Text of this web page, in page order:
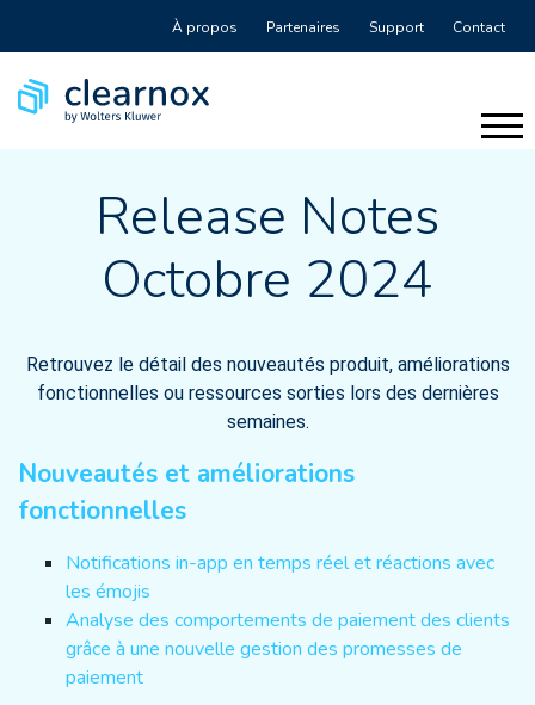
À propos Partenaires Support Contact
Release Notes
Octobre 2024
Retrouvez le détail des nouveautés produit, améliorations
fonctionnelles ou ressources sorties lors des dernières
semaines.
Nouveautés et améliorations
fonctionnelles
Notifications in-app en temps réel et réactions avec
les émojis
Analyse des comportements de paiement des clients
grâce à une nouvelle gestion des promesses de
paiement